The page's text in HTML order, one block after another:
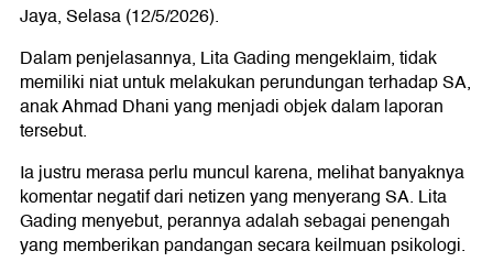
Jaya, Selasa (12/5/2026).
Dalam penjelasannya, Lita Gading mengeklaim, tidak
memiliki niat untuk melakukan perundungan terhadap SA,
anak Ahmad Dhani yang menjadi objek dalam laporan
tersebut.
Ia justru merasa perlu muncul karena, melihat banyaknya
komentar negatif dari netizen yang menyerang SA. Lita
Gading menyebut, perannya adalah sebagai penengah
yang memberikan pandangan secara keilmuan psikologi.